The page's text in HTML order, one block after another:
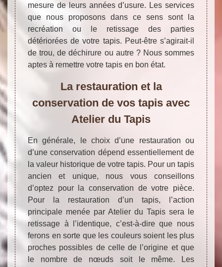
mesure de leurs années d’usure. Les services
que nous proposons dans ce sens sont la
recréation ou le retissage des parties
détériorées de votre tapis. Peut-être s’agirait-il
de trou, de déchirure ou autre ? Nous sommes
aptes à remettre votre tapis en bon état.
La restauration et la
conservation de vos tapis avec
Atelier du Tapis
En générale, le choix d’une restauration ou
d’une conservation dépend essentiellement de
la valeur historique de votre tapis. Pour un tapis
ancien et unique, nous vous conseillons
d’optez pour la conservation de votre pièce.
Pour la restauration d’un tapis, l’action
principale menée par Atelier du Tapis sera le
retissage à l’identique, c’est-à-dire que nous
ferons en sorte que les couleurs soient les plus
proches possibles de celle de l’origine et que
le nombre de nœuds soit le même. Les